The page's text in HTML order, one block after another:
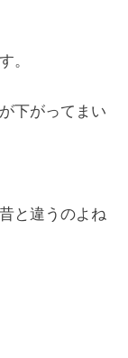
。
下がってまい
と違うのよね